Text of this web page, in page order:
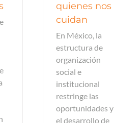
quienes nos
cuidan
En México, la
estructura de
organización
social e
institucional
restringe las
oportunidades y
el desarrollo de